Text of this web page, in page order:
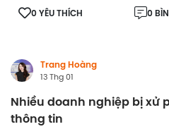
0 YÊU THÍCH 0
Trang Hoàng
13 Thg 01
Nhiều doanh nghiệp bị xử
thông tin